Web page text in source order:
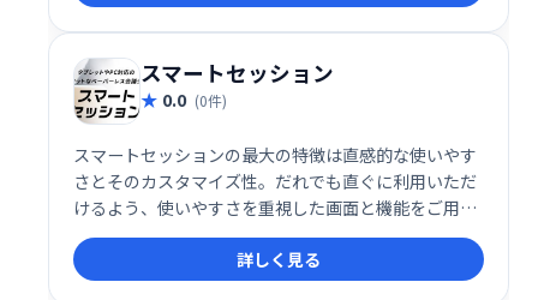
スマートセッション
0.0 (0件)
スマートセッションの最大の特徴は直感的な使いやす
さとそのカスタマイズ性。だれでも直ぐに利用いただ
けるよう、使いやすさを重視した画面と機能をご用意
しています。 また、会議のスタイルに合わせたカスタ
マイズも対応可能。お客様のご要望に合わせて、様々
な機能を実装することも可能です。
詳しく見る